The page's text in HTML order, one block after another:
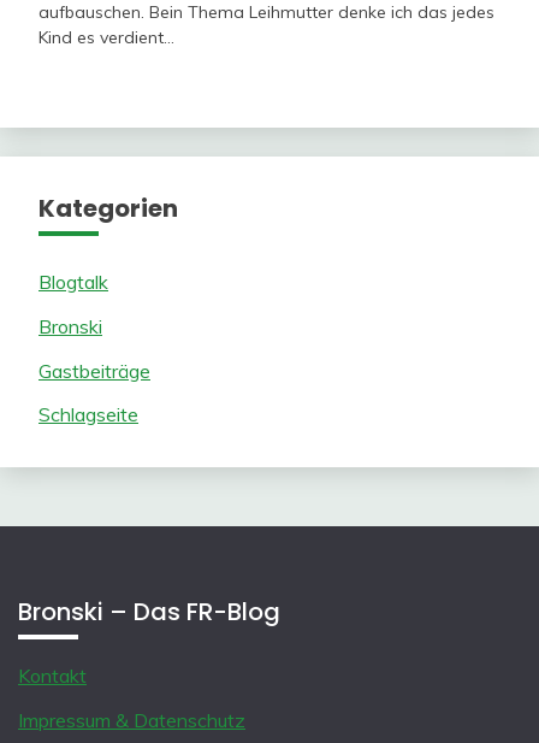
aufbauschen. Bein Thema Leihmutter denke ich das jedes
Kind es verdient…
Kategorien
Blogtalk
Bronski
Gastbeiträge
Schlagseite
Bronski – Das FR-Blog
Kontakt
Impressum & Datenschutz